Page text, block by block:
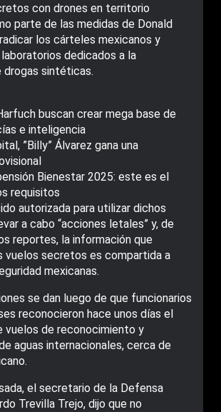
con drones en territorio
parte de las medidas de Donald
los cárteles mexicanos y
dedicados a la
drogas sintéticas.
buscan crear mega base de
e inteligencia
”Billy” Álvarez gana una
Bienestar 2025: este es el
requisitos
autorizada para utilizar dichos
a cabo “acciones letales” y, de
reportes, la información que
vuelos secretos es compartida a
mexicanas.
se dan luego de que funcionarios
reconocieron hace unos días el
vuelos de reconocimiento y
aguas internacionales, cerca de
el secretario de la Defensa
Trevilla Trejo, dijo que no